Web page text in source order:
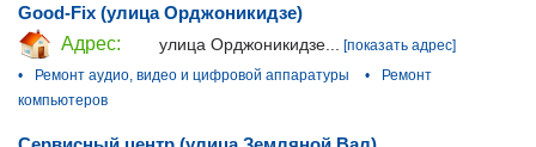
Good-Fix (улица Орджоникидзе)
Адрес:
улица Орджоникидзе...
[показать адрес]
•
Ремонт аудио, видео и цифровой аппаратуры •
Ремонт
компьютеров